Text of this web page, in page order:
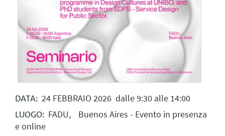
DATA: 24FEBBRAIO 2026dalle 9:30 alle 14:00
LUOGO: FADU, Buenos Aires - Evento in presenza
e online